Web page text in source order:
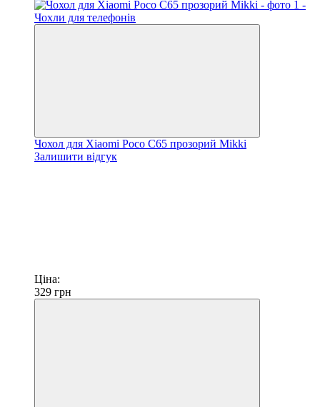
Чохол для Xiaomi Poco C65 прозорий Mikki
Залишити відгук
Ціна:
329 грн